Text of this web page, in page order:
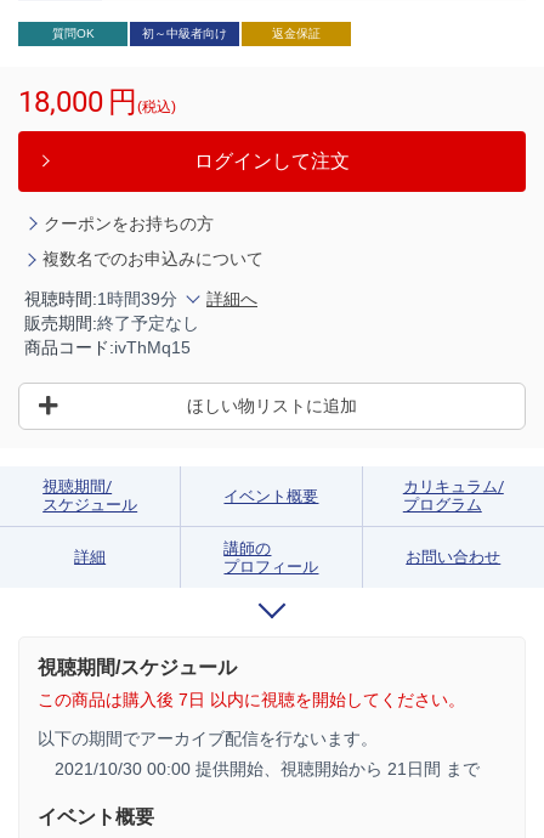
質問OK 初～中級者向け 返金保証
18,000 円 (税込)
ログインして注文
クーポンをお持ちの方
複数名でのお申込みについて
視聴時間:1時間39分
詳細へ
販売期間:終了予定なし
商品コード:ivThMq15
ほしい物リストに追加
視聴期間/
スケジュール
イベント概要
カリキュラム/
プログラム
詳細
講師の
プロフィール
お問い合わせ
視聴期間/スケジュール
この商品は購入後 7日 以内に視聴を開始してください。
以下の期間でアーカイブ配信を行ないます。
2021/10/30 00:00 提供開始、 視聴開始から 21日間 まで
イベント概要